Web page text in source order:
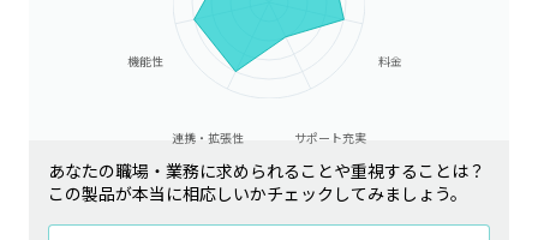
料金
サポート充実
連携・拡張性
機能性
あなたの職場・業務に求められることや重視することは？
この製品が本当に相応しいかチェックしてみましょう。